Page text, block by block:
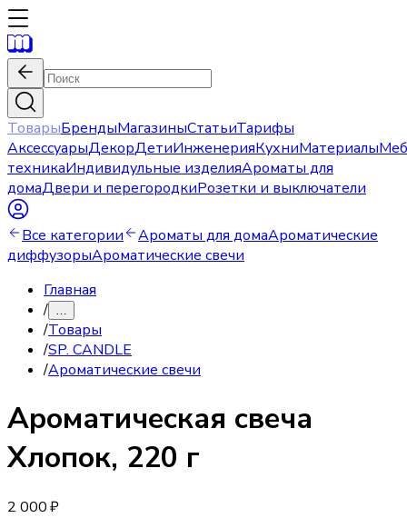
ТоварыБрендыМагазиныСтатьиТарифы
АксессуарыДекорДетиИнженерияКухниМатериалы
техникаИндивидульные изделияАроматы для
домаДвери и перегородкиРозетки и выключатели
Все категории Ароматы для домаАроматические
диффузорыАроматические свечи
Главная
/ …
/Товары
/SP. CANDLE
/Ароматические свечи
Ароматическая свеча
Хлопок, 220 г
2 000 ₽